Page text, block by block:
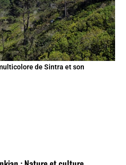
de Sintra et son